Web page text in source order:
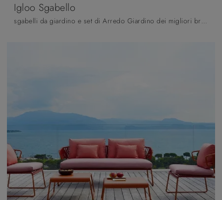
Igloo Sgabello
sgabelli da giardino e set di Arredo Giardino dei migliori brand: scopri di più sul modello Igloo Sgabello di Scab Design, clicca subito!